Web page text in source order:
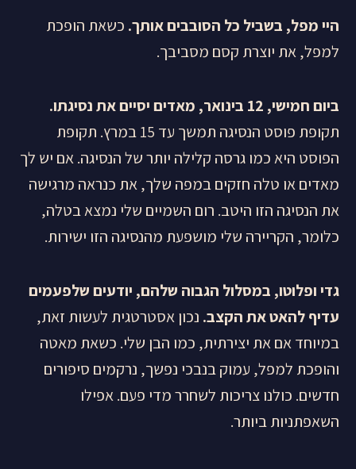
היי מפל, בשביל כל הסובבים אותך. כשאת הופכת
למפל, את יוצרת קסם מסביבך.
ביום חמישי, 12 בינואר, מאדים יסיים את נסיגתו.
תקופת פוסט הנסיגה תמשך עד 15 במרץ. תקופת
הפוסט היא כמו גרסה קלילה יותר של הנסיגה. אם יש לך
מאדים או טלה חזקים במפה שלך, את כנראה מרגישה
את הנסיגה הזו היטב. רום השמיים שלי נמצא בטלה,
כלומר, הקריירה שלי מושפעת מהנסיגה הזו ישירות.
גדי ופלוטו, במסלול הגבוה שלהם, יודעים שלפעמים
עדיף להאט את הקצב. נכון אסטרטגית לעשות זאת,
במיוחד אם את יצירתית, כמו הבן שלי. כשאת מאטה
והופכת למפל, עמוק בנבכי נפשך, נרקמים סיפורים
חדשים. כולנו צריכות לשחרר מדי פעם. אפילו
השאפתניות ביותר.